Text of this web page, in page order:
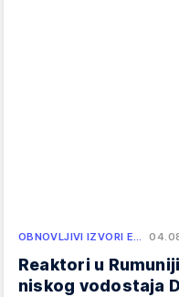
OBNOVLJIVI IZVORI E…
Reaktori u
niskog vodostaja